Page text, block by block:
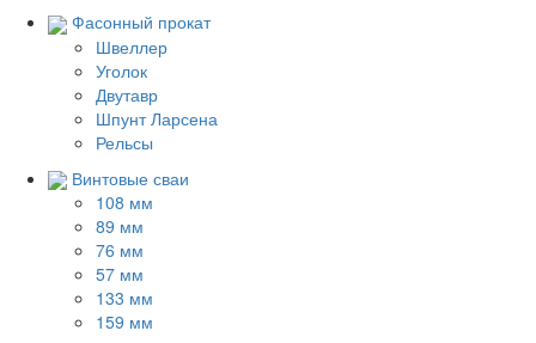
Фасонный прокат
Швеллер
Уголок
Двутавр
Шпунт Ларсена
Рельсы
Винтовые сваи
108 мм
89 мм
76 мм
57 мм
133 мм
159 мм